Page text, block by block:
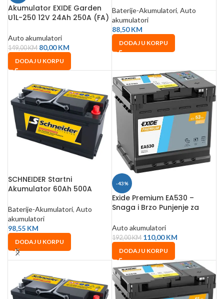
Akumulator EXIDE Garden
U1L-250 12V 24Ah 250A (FA)
Auto akumulatori
149,00KM 80,00KM
DODAJ U KORPU
Baterije-Akumulatori, Auto
akumulatori
88,50KM
DODAJ U KORPU
SCHNEIDER Startni
Akumulator 60Ah 500A
Baterije-Akumulatori, Auto
akumulatori
98,55 KM
DODAJ U KORPU
-43%
Exide Premium EA530 –
Snaga i Brzo Punjenje za
Auto akumulatori
192,00KM 110,00KM
DODAJ U KORPU